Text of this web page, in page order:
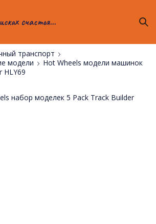
счастья...
транспорт
модели
Hot Wheels модели машинок
HLY69